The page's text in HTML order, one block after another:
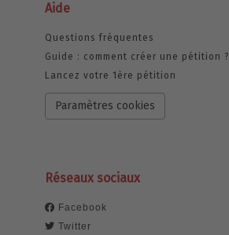
Aide
Questions fréquentes
Guide : comment créer une pétition ?
Lancez votre 1ère pétition
Paramètres cookies
Réseaux sociaux
Facebook
Twitter